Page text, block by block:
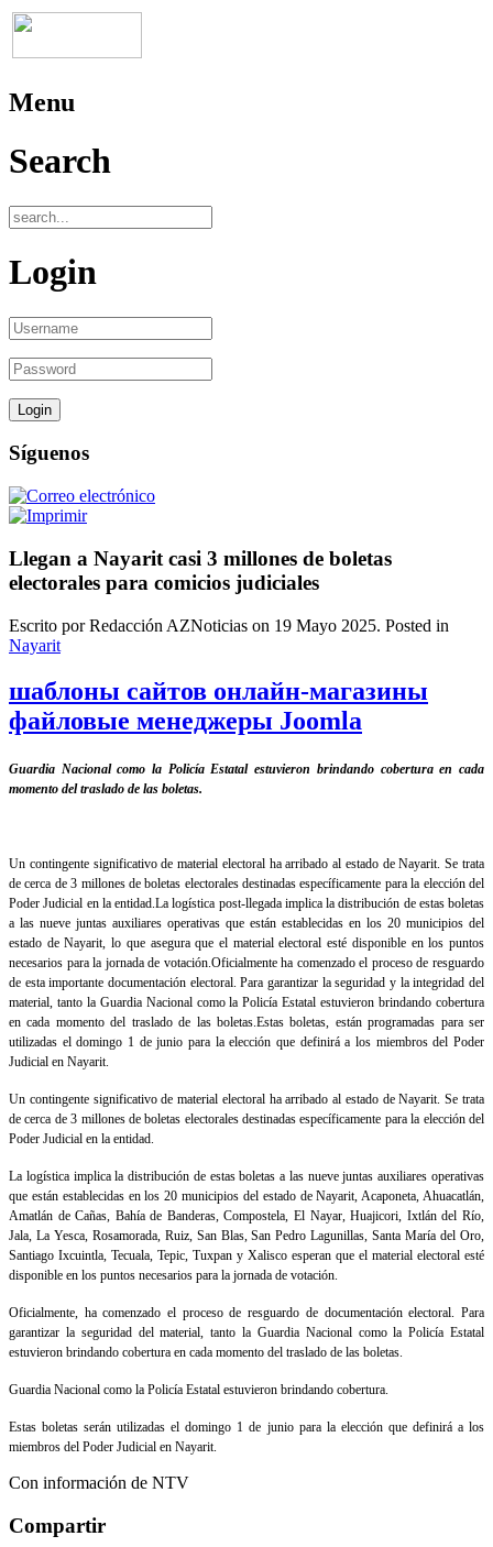
Menu
Search
Login
Síguenos
Llegan a Nayarit casi 3 millones de boletas
electorales para comicios judiciales
Escrito por Redacción AZNoticias on 19 Mayo 2025. Posted in
Nayarit
шаблоны сайтов онлайн-магазины
файловые менеджеры Joomla
Guardia Nacional como la Policía Estatal estuvieron brindando cobertura en cada
momento del traslado de las boletas.
Un contingente significativo de material electoral ha arribado al estado de Nayarit. Se trata
de cerca de 3 millones de boletas electorales destinadas específicamente para la elección del
Poder Judicial en la entidad.La logística post-llegada implica la distribución de estas boletas
a las nueve juntas auxiliares operativas que están establecidas en los 20 municipios del
estado de Nayarit, lo que asegura que el material electoral esté disponible en los puntos
necesarios para la jornada de votación.Oficialmente ha comenzado el proceso de resguardo
de esta importante documentación electoral. Para garantizar la seguridad y la integridad del
material, tanto la Guardia Nacional como la Policía Estatal estuvieron brindando cobertura
en cada momento del traslado de las boletas.Estas boletas, están programadas para ser
utilizadas el domingo 1 de junio para la elección que definirá a los miembros del Poder
Judicial en Nayarit.
Un contingente significativo de material electoral ha arribado al estado de Nayarit. Se trata
de cerca de 3 millones de boletas electorales destinadas específicamente para la elección del
Poder Judicial en la entidad.
La logística implica la distribución de estas boletas a las nueve juntas auxiliares operativas
que están establecidas en los 20 municipios del estado de Nayarit, Acaponeta, Ahuacatlán,
Amatlán de Cañas, Bahía de Banderas, Compostela, El Nayar, Huajicori, Ixtlán del Río,
Jala, La Yesca, Rosamorada, Ruiz, San Blas, San Pedro Lagunillas, Santa María del Oro,
Santiago Ixcuintla, Tecuala, Tepic, Tuxpan y Xalisco esperan que el material electoral esté
disponible en los puntos necesarios para la jornada de votación.
Oficialmente, ha comenzado el proceso de resguardo de documentación electoral. Para
garantizar la seguridad del material, tanto la Guardia Nacional como la Policía Estatal
estuvieron brindando cobertura en cada momento del traslado de las boletas.
Guardia Nacional como la Policía Estatal estuvieron brindando cobertura.
Estas boletas serán utilizadas el domingo 1 de junio para la elección que definirá a los
miembros del Poder Judicial en Nayarit.
Con información de NTV
Compartir